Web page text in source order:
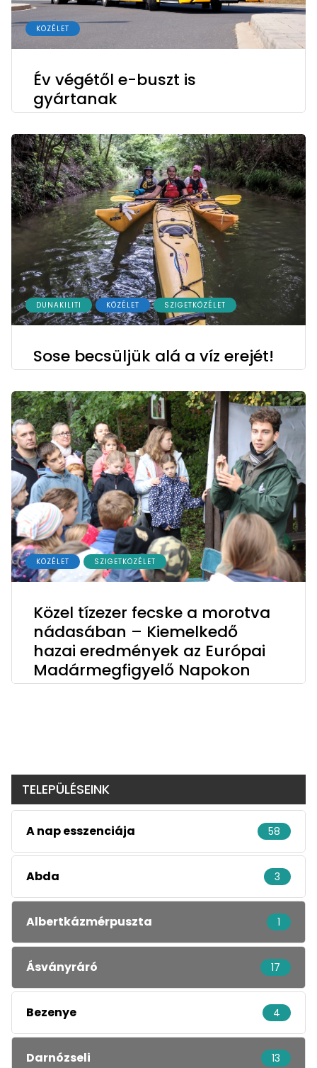
KÖZÉLET
Év végétől e-buszt is
gyártanak
DUNAKILITI KÖZÉLET SZIGETKÖZÉLET
Sose becsüljük alá a víz erejét!
KÖZÉLET SZIGETKÖZÉLET
Közel tízezer fecske a morotva
nádasában – Kiemelkedő
hazai eredmények az Európai
Madármegfigyelő Napokon
TELEPÜLÉSEINK
A nap esszenciája 58
Abda 3
Albertkázmérpuszta 1
Ásványráró 17
Bezenye 4
Darnózseli 13